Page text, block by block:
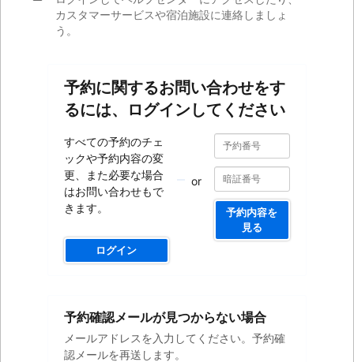
カスタマーサービスや宿泊施設に連絡しましょ
う。
予約に関するお問い合わせをす
るには、ログインしてください
すべての予約のチェ
ックや予約内容の変
更、また必要な場合
はお問い合わせもで
きます。
ログイン
or
約
番
号
予
番
号
予約内容を
見る
予約確認メールが見つからない場合
メールアドレスを入力してください。予約確
認メールを再送します。